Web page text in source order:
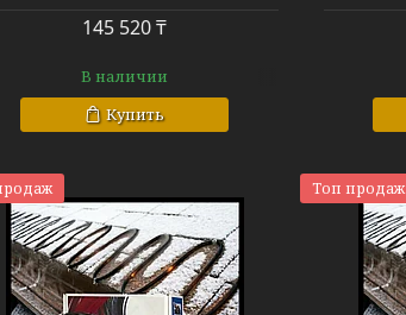
145 520 ₸
В наличии
Купить
Топ продаж